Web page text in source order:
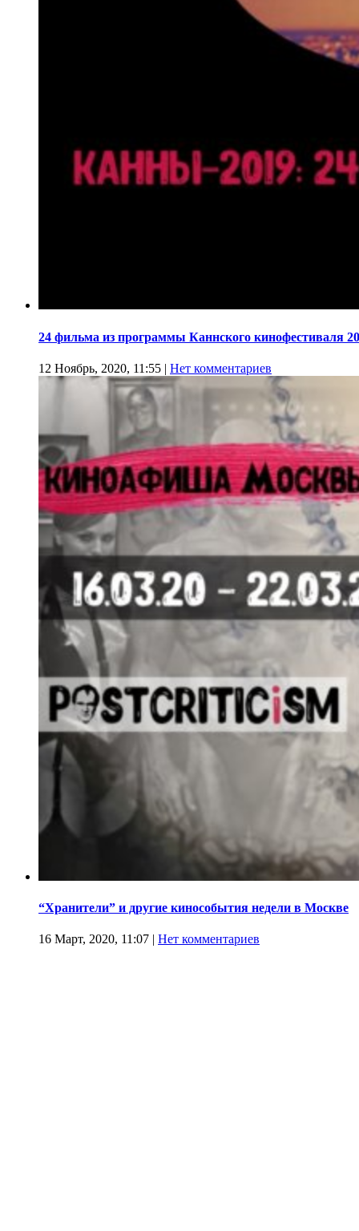
24 фильма из программы Каннского кинофестиваля
12 Ноябрь, 2020, 11:55 | Нет комментариев
“Хранители” и другие кинособытия недели в Москве
16 Март, 2020, 11:07 | Нет комментариев